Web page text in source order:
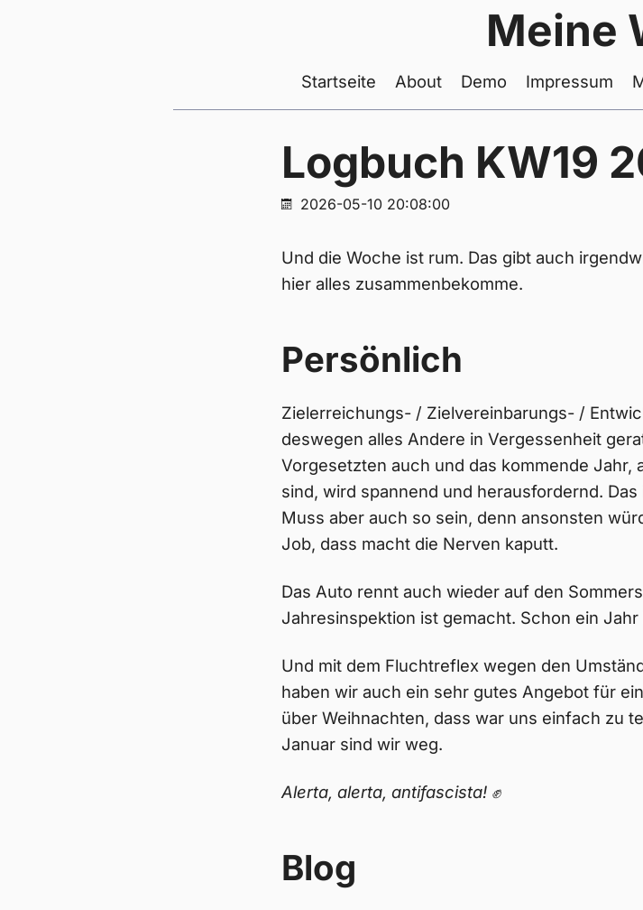
Meine
Startseite About Demo Impressum
Logbuch KW19
2026-05-10 20:08:00
Und die Woche ist rum. Das gibt auch
hier alles zusammenbekomme.
Persönlich
Zielerreichungs- / Zielvereinbarungs- /
deswegen alles Andere in Vergessenheit
Vorgesetzten auch und das kommende Jahr,
sind, wird spannend und herausfordernd.
Muss aber auch so sein, denn ansonsten
Job, dass macht die Nerven kaputt.
Das Auto rennt auch wieder auf den
Jahresinspektion ist gemacht. Schon ein Jahr
Und mit dem Fluchtreflex wegen den
haben wir auch ein sehr gutes Angebot für
über Weihnachten, dass war uns einfach zu
Januar sind wir weg.
Alerta, alerta, antifascista! ✊
Blog